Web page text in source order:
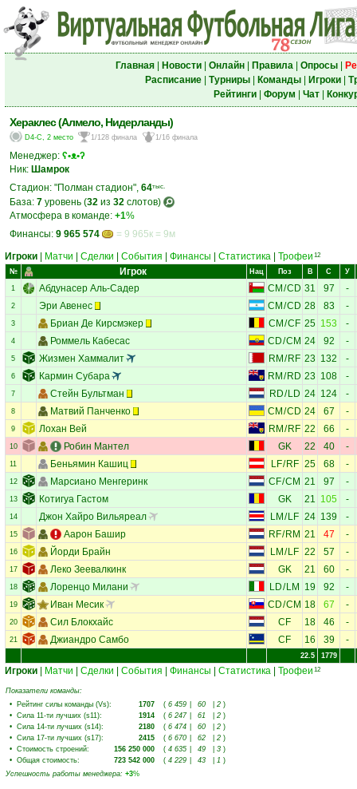
Главная| Новости| Онлайн| Правила| Опросы|
Расписание| Турниры| Команды| Игроки|
Рейтинги| Форум Чат|
Хераклес (Алмело, Нидерланды)
D4-C, 2 место 1/128 финала 1/16 финала
Менеджер: ʕ•ᴥ•ʔ
Ник: Шамрок
Стадион: "Полман стадион", 64тыс.
База: 7 уровень (32 из 32 слотов)
Атмосфера в команде: +1%
Финансы: 9 965 574
= 9 965к = 9м
Игроки
Матчи Сделки События Финансы Статистика Трофеи 12
№ Игрок Нац Поз В С У
1 Абдунасер Аль-Садер CM /CD 31 97 -
2 Эри Авенес CM /CD 28 83 -
3 Бриан Де Кирсмэкер CM /CF 25 153 -
4 Роммель Кабесас CD/CM 24 92 -
5 Жизмен Хаммалит RM / RF 23 132 -
6 Кармин Субара RM / RD 23 108 -
7 Стейн Бультман RD/LD 24 124 -
8 Матвий Панченко CM /CD 24 67 -
9 Лохан Вей RM / RF 22 66 -
10 Робин Мантел GK 22 40 -
11 Беньямин Кашиц LF/RF 25 68 -
12 Марсиано Менгеринк CF/CM 21 97 -
13 Котигуа Гастом GK 21 105 -
14 Джон Хайро Вильяреал LM / LF 24 139 -
15 Аарон Башир RF/ RM 21 47 -
16 Йорди Брайн LM / LF 22 57 -
17 Леко Зеевалкинк GK 21 60 -
18 Лоренцо Милани LD/ LM 19 92 -
19 Иван Месик CD/CM 18 67 -
20 Сил Блокхайс CF 18 46 -
21 Джиандро Самбо CF 16 39 -
22.5 1779
Игроки Матчи Сделки События Финансы Статистика Трофеи 12
Показатели команды:
• Рейтинг силы команды (Vs): 1707 ( 6 459 60 2 )
• Сила 11-ти лучших (s11): 1914 ( 6 247 61 2 )
• Сила 14-ти лучших (s14): 2180 ( 6 474 60 2 )
• Сила 17-ти лучших (s17): 2415 ( 6 670 62 2 )
• Стоимость строений: 156 250 000 ( 4 635 49 3 )
• Общая стоимость: 723 542 000 ( 4 229 43 1 )
Успешность работы менеджера: +3%